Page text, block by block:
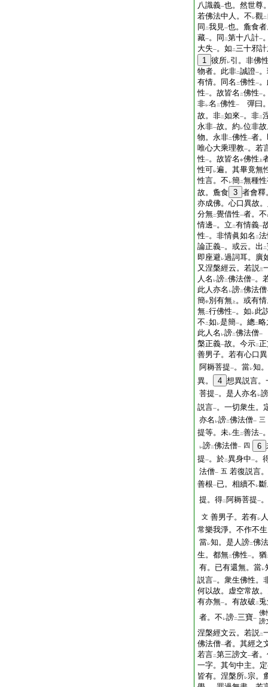
八識義一也。然世尊
若佛法中人。不 レ觀二
同 二我見一也。麁食
藏一。同 二第十八計一
大失一。如 二三十邪
1 彼所レ引。非佛
物者。此非二誠證一
有情。同名 二佛性一
性一。故皆名 二佛性一
非レ名 二佛性一
彈曰
故。非二如來一。非二
永非一故。約 レ位非
物。永非二佛性一者
唯心大乘理教一。若
性一。故皆名 中佛性 上
性可レ遍。其畢竟無
性言。不 レ簡二無種
故。麁食 3 者會釋
亦成佛。心口異故
分無二覺借性一者。不
情邊一。立 二有情義一
性一。非情眞如名 二
論正義一。或云。出 二
即座避 レ過詞耳。廣
又涅槃經云。若説三
人名 レ謗二佛法僧一。
此人亦名 レ謗二佛法僧
簡中別有無 上 。或有
無二行佛性一。如 レ此
不 二如 レ是簡一。總二略
此人名 レ謗二佛法僧一
槃正義一故。今示二
善男子。若有心口
阿耨菩提一。當レ知
異。
4 想異説言。
菩提一。是人亦名 レ謗
説言一。一切衆生。
亦名 レ謗二佛法僧一 三
提等。未レ生 二善法一
レ謗二佛法僧一 四 6
提一。於二異身中一。
法僧一 五 若復説言
善根一已。相續不 レ
提。得二 阿耨菩提一
文 善男子。若有レ
常樂我淨。不作不
當レ知。是人謗二佛
生。都無二佛性一。猶
有。已有還無。當レ
説言一。衆生佛性。
何以故。虚空常故
有亦無一。有故破 二
者。不 レ謗二三寶一
佛
謗
涅槃經文云。若説二
佛法僧一者。其經之
若言二第三謗文一者
一字。其句中主。
皆有。涅槃所レ宗。